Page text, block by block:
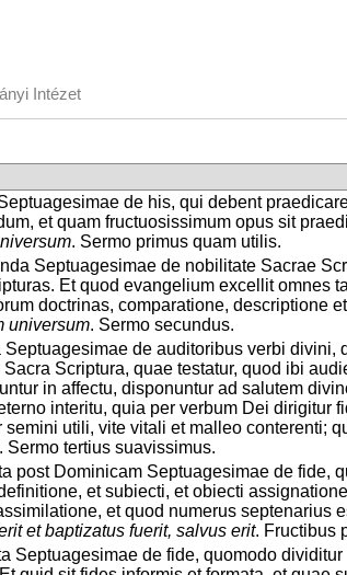
Intézet
de his, qui debent
et quam fructuosissimum opus sit
. Sermo primus quam utilis.
Septuagesimae de nobilitate Sacrae
Et quod evangelium excellit omnes
doctrinas, comparatione, descriptione
universum. Sermo secundus.
Septuagesimae de auditoribus verbi divini,
Sacra Scriptura, quae testatur, quod ibi
in affectu, disponuntur ad salutem
interitu, quia per verbum Dei dirigitur
semini utili, vite vitali et malleo conterenti;
. Sermo tertius suavissimus.
post Dominicam Septuagesimae de fide,
et subiecti, et obiecti
et quod numerus septenarius
et baptizatus fuerit, salvus erit. Fructibus
Septuagesimae de fide, quomodo